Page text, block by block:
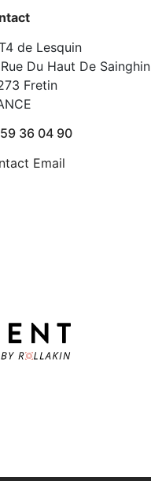
de Lesquin
Du Haut De Sainghin
Fretin
36 04 90
Email